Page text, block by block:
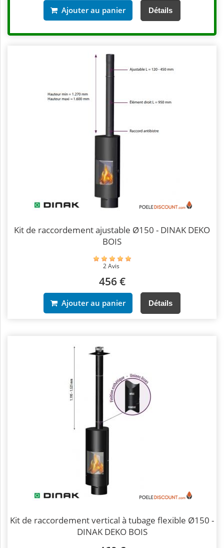
Ajouter au panier Détails
Kit de raccordement ajustable Ø150 - DINAK DEKO
BOIS
2 Avis
456 €
Ajouter au panier Détails
Kit de raccordement vertical à tubage flexible Ø150 -
DINAK DEKO BOIS